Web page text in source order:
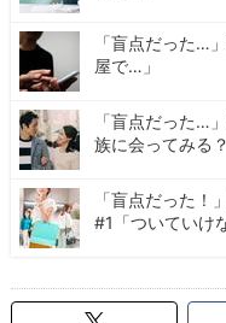
「盲点だった…
屋で…」
「盲点だった…
族に会ってみる？
「盲点だった！
#1「ついていけ